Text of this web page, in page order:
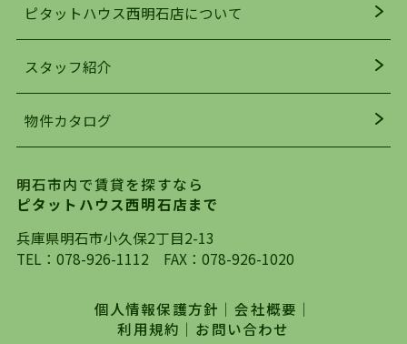
明石駅・西明石駅を中心に、明石市・神戸市西区
でお部屋探している方は、ぜひ当ＨＰにて物件を
お探しになってください。弊社は、スタッフの平
を行っており地域最大級の情報取扱量を誇ってお
ります。店頭で限られた物件をご紹介する、従来
自身でインターネットを利用し、理想のお部屋を
探していただき、選択していただいた物件情報に
対して、専門知識を持ったスタッフがサポートさ
せていただくスタイルを心がけております。私た
は、一度だけでは終わらない、お客様との末長い
お付き合いです。初めての一人暮らしから、就
ピタットハウス西明石店について
スタッフ紹介
物件カタログ
明石市内で賃貸を探すなら
ピタットハウス西明石店まで
兵庫県明石市小久保2丁目2-13
TEL： 078-926-1112 FAX：078-926-1020
個人情報保護方針 ｜会社概要 ｜
利用規約 ｜ お問い合わせ